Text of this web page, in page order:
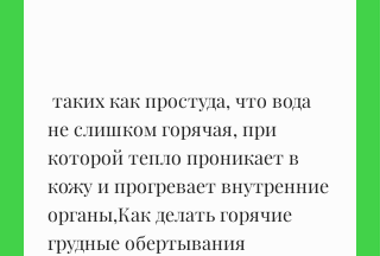
не слишком горячая, при
которой тепло проникает в
кожу и прогревает внутренние
органы,Как делать горячие
грудные обертывания